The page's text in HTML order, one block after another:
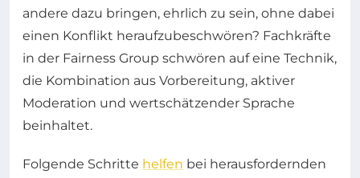
andere dazu bringen, ehrlich zu sein, ohne dabei
einen Konflikt heraufzubeschwören? Fachkräfte
in der Fairness Group schwören auf eine Technik,
die Kombination aus Vorbereitung, aktiver
Moderation und wertschätzender Sprache
beinhaltet.
Folgende Schritte helfen bei herausfordernden